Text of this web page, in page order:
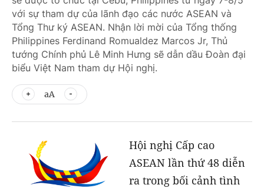
với sự tham dự của lãnh đạo các nước ASEAN và
Tổng Thư ký ASEAN. Nhận lời mời của Tổng thống
Philippines Ferdinand Romualdez Marcos Jr, Thủ
tướng Chính phủ Lê Minh Hưng sẽ dẫn dầu Đoàn đại
biểu Việt Nam tham dự Hội nghị.
aA
Hội nghị Cấp cao
ASEAN lần thứ 48 diễn
ra trong bối cảnh tình